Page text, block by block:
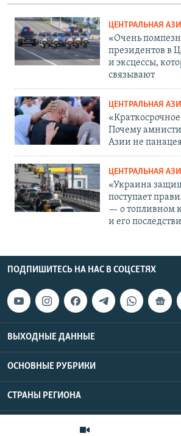
ЦЕНТРАЛЬНАЯ
«Очень
президентов в
и эксцессы,
связывают
ЦЕНТРАЛЬНАЯ
Почему
Азии не
ЦЕНТРАЛЬНАЯ
«Украина
поступает
— о топливном
и его
ПОДПИШИТЕСЬ НА НАС В СОЦСЕТЯХ
ВЫХОДНЫЕ ДАННЫЕ
ОСНОВНЫЕ РУБРИКИ
СТРАНЫ РЕГИОНА
Азаттык Азия © 2026 RFE/RL, Inc. |